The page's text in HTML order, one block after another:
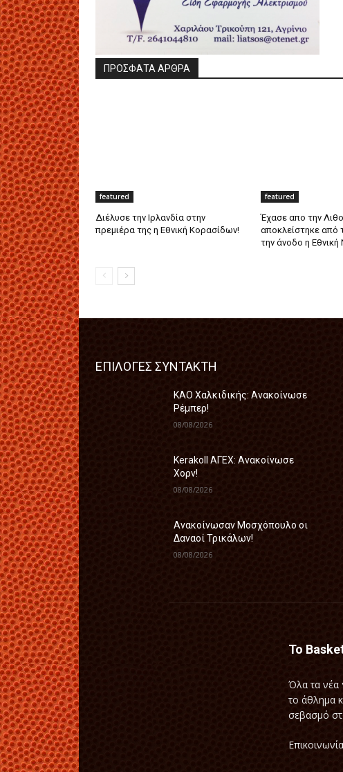
ΠΡΟΣΦΑΤΑ ΑΡΘΡΑ
featured
Διέλυσε την Ιρλανδία στην
πρεμιέρα της η Εθνική Κορασίδων!
featured
Έχασε απο την
αποκλείστηκε από
την άνοδο η Εθνική
ΕΠΙΛΟΓΕΣ ΣΥΝΤΑΚΤΗ
ΚΑΟ Χαλκιδικής: Ανακοίνωσε
Ρέμπερ!
08/08/2026
Kerakoll ΑΓΕΧ: Ανακοίνωσε
Χορν!
08/08/2026
Ανακοίνωσαν Μοσχόπουλο οι
Δαναοί Τρικάλων!
08/08/2026
Το
Όλα τα νέα
το άθλημα
σεβασμό